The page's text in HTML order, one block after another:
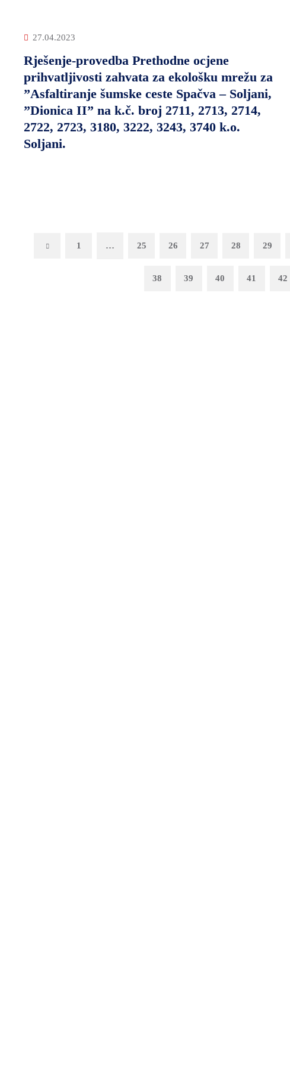
27.04.2023
Rješenje-provedba Prethodne ocjene
prihvatljivosti zahvata za ekološku mrežu za
”Asfaltiranje šumske ceste Spačva – Soljani,
”Dionica II” na k.č. broj 2711, 2713, 2714,
2722, 2723, 3180, 3222, 3243, 3740 k.o.
Soljani.
Previous1 … 25 26 27 28 29
38 39 40 41 42